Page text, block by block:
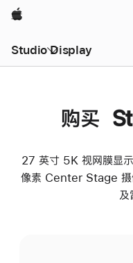
Apple
Studio Display
购买
27 英寸 5K 视网膜显
像素 Center Stage 摄
及